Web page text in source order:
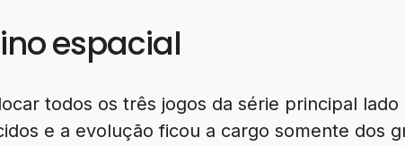
espacial
todos os três jogos da série principal
e a evolução ficou a cargo somente dos